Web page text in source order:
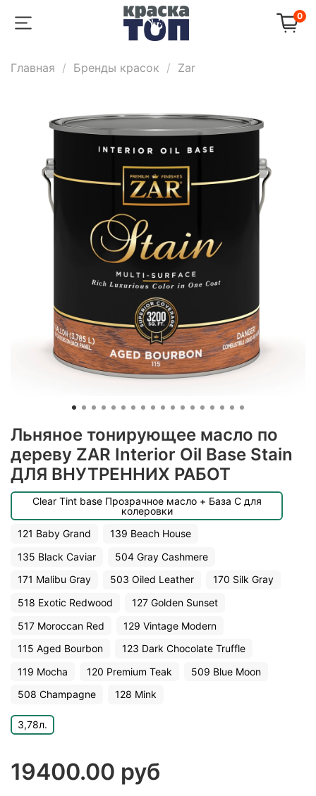
0
Главная Бренды красок Zar
Льняное тонирующее масло по
дереву ZAR Interior Oil Base Stain
ДЛЯ ВНУТРЕННИХ РАБОТ
Clear Tint base Прозрачное масло + База С для
колеровки
121 Baby Grand
139 Beach House
135 Black Caviar
504 Gray Cashmere
171 Malibu Gray
503 Oiled Leather
170 Silk Gray
518 Exotic Redwood
127 Golden Sunset
517 Moroccan Red
129 Vintage Modern
115 Aged Bourbon
123 Dark Chocolate Truffle
119 Mocha
120 Premium Teak
509 Blue Moon
508 Champagne
128 Mink
3,78л.
19400.00 руб